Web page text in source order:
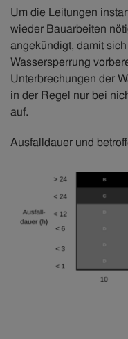
Um die Leitungen
wieder Bauarbeiten
angekündigt, damit
Wassersperrung
Unterbrechungen der
in der Regel nur bei
auf.
Ausfalldauer und